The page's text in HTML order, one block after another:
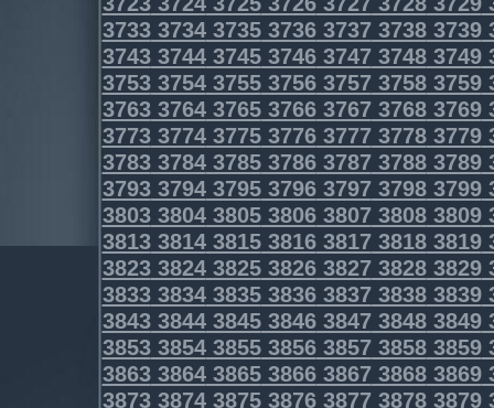
3733373437353736373737383739
3743374437453746374737483749
3753375437553756375737583759
3763376437653766376737683769
3773377437753776377737783779
3783378437853786378737883789
3793379437953796379737983799
3803380438053806380738083809
3813381438153816381738183819
3823382438253826382738283829
3833383438353836383738383839
3843384438453846384738483849
3853385438553856385738583859
3863386438653866386738683869
3873387438753876387738783879